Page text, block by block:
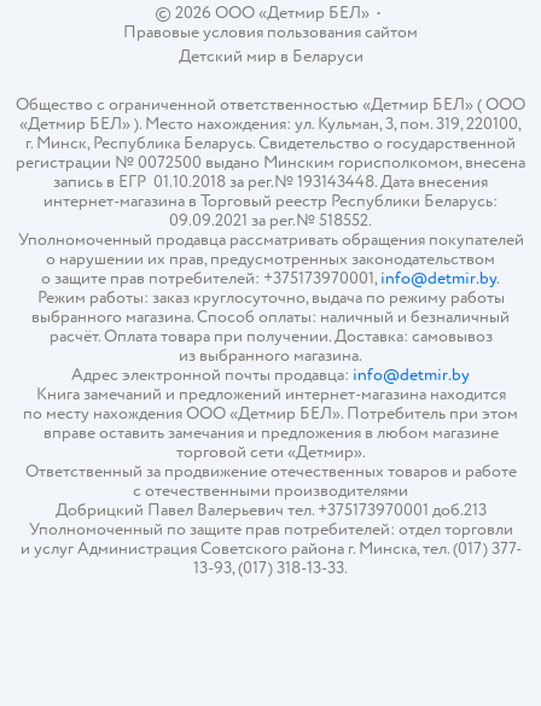
© 2026 ООО «Детмир БЕЛ»•
Правовые условия пользования сайтом
Детский мир в Беларуси
Общество с ограниченной ответственностью «Детмир БЕЛ» ( ООО
«Детмир БЕЛ» ). Место нахождения: ул. Кульман, 3, пом. 319, 220100,
г. Минск, Республика Беларусь. Свидетельство о государственной
регистрации № 0072500 выдано Минским горисполкомом, внесена
запись в ЕГР 01.10.2018 за рег.№ 193143448. Дата внесения
интернет-магазина в Торговый реестр Республики Беларусь:
09.09.2021 за рег.№ 518552.
Уполномоченный продавца рассматривать обращения покупателей
о нарушении их прав, предусмотренных законодательством
о защите прав потребителей: +375173970001,info@detmir.by.
Режим работы: заказ круглосуточно, выдача по режиму работы
выбранного магазина. Способ оплаты: наличный и безналичный
расчёт. Оплата товара при получении. Доставка: самовывоз
из выбранного магазина.
Адрес электронной почты продавца: info@detmir.by
Книга замечаний и предложений интернет-магазина находится
по месту нахождения ООО «Детмир БЕЛ». Потребитель при этом
вправе оставить замечания и предложения в любом магазине
торговой сети «Детмир».
Ответственный за продвижение отечественных товаров и работе
с отечественными производителями
Добрицкий Павел Валерьевич тел. +375173970001 доб.213
Уполномоченный по защите прав потребителей: отдел торговли
и услуг Администрация Советского района г. Минска, тел. (017) 377-
13-93, (017) 318-13-33.